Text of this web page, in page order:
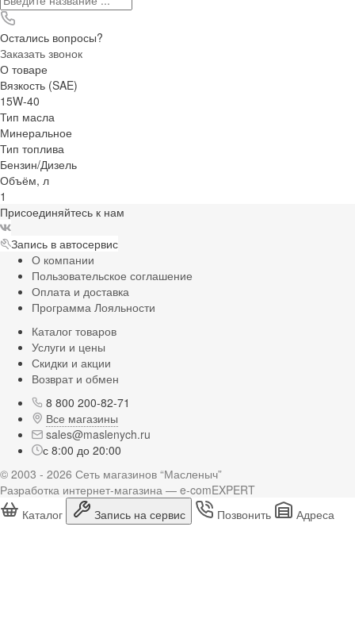
Остались вопросы?
Заказать звонок
О товаре
Вязкость (SAE)
15W-40
Тип масла
Минеральное
Тип топлива
Бензин/Дизель
Объём, л
1
Присоединяйтесь к нам
Запись в автосервис
О компании
Пользовательское соглашение
Оплата и доставка
Программа Лояльности
Каталог товаров
Услуги и цены
Скидки и акции
Возврат и обмен
8 800 200-82-71
Все магазины
sales@maslenych.ru
с 8:00 до 20:00
© 2003 - 2026 Сеть магазинов “Масленыч”
Разработка интернет-магазина — e-comEXPERT
Каталог
Запись на сервис Позвонить Адреса